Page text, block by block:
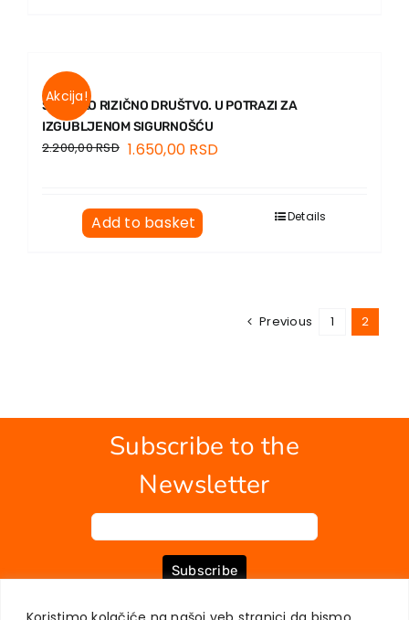
Akcija!
SVETSKO RIZIČNO DRUŠTVO. U POTRAZI ZA
IZGUBLJENOM SIGURNOŠĆU
2.200,00RSD 1.650,00 RSD
Add to basket Details
Previous 1 2
Subscribe to the
Newsletter
Subscribe